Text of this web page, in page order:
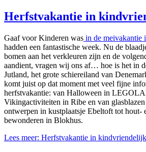
Herfstvakantie in
Gaaf voor Kinderen was in de meivakantie
hadden een fantastische week. Nu de
bomen aan het verkleuren zijn en de
aandient, vragen wij ons af… hoe is het in
Jutland, het grote schiereiland van
komt juist op dat moment met veel fijne
herfstvakantie: van Halloween in
Vikingactiviteiten in Ribe en van
ontwerpen in kustplaatsje Ebeltoft tot hout-
bewonderen in Blokhus.
Lees meer: Herfstvakantie in